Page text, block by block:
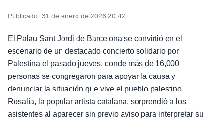
Publicado: 31 de enero de 2026 20:42
El Palau Sant Jordi de Barcelona se convirtió en el
escenario de un destacado concierto solidario por
Palestina el pasado jueves, donde más de 16,000
personas se congregaron para apoyar la causa y
denunciar la situación que vive el pueblo palestino.
Rosalía, la popular artista catalana, sorprendió a los
asistentes al aparecer sin previo aviso para interpretar su